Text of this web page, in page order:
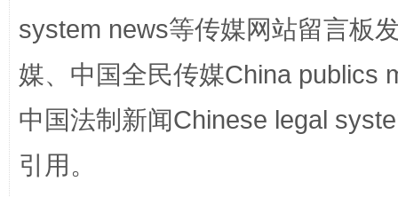
“蜀中异人”王建安的艺术幻境
system news等传媒网站留言板
媒、中国全民传媒China publics
中国法制新闻Chinese legal
引用。